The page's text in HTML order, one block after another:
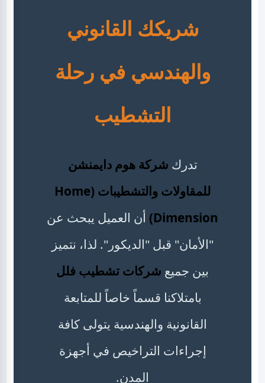
شريكك القانوني
والهندسي في رحلة
التشطيب
تدرك شركة هوم دايمنشن
للمقاولات والتشطيبات (Home
Dimension) أن العميل يبحث عن
"الأمان" قبل "الديكور". لذا، نتميز
بين جميع شركات تشطيب فلل
بامتلاكنا قسماً خاصاً للمتابعة
القانونية والهندسية يتولى كافة
إجراءات التراخيص في أجهزة
المدن.